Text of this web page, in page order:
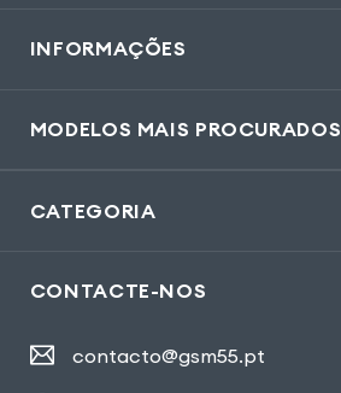
INFORMAÇÕES
MODELOS MAIS PROCURADOS
CATEGORIA
CONTACTE-NOS
contacto@gsm55.pt